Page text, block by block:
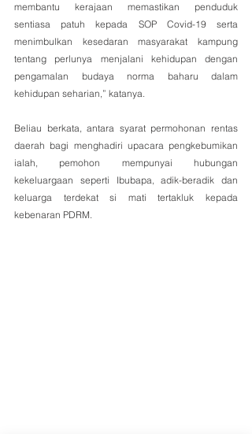
membantu kerajaan memastikan penduduk
sentiasa patuh kepada SOP Covid-19 serta
menimbulkan kesedaran masyarakat kampung
tentang perlunya menjalani kehidupan dengan
pengamalan budaya norma baharu dalam
kehidupan seharian,” katanya.
Beliau berkata, antara syarat permohonan rentas
daerah bagi menghadiri upacara pengkebumikan
ialah, pemohon mempunyai hubungan
kekeluargaan seperti Ibubapa, adik-beradik dan
keluarga terdekat si mati tertakluk kepada
kebenaran PDRM.